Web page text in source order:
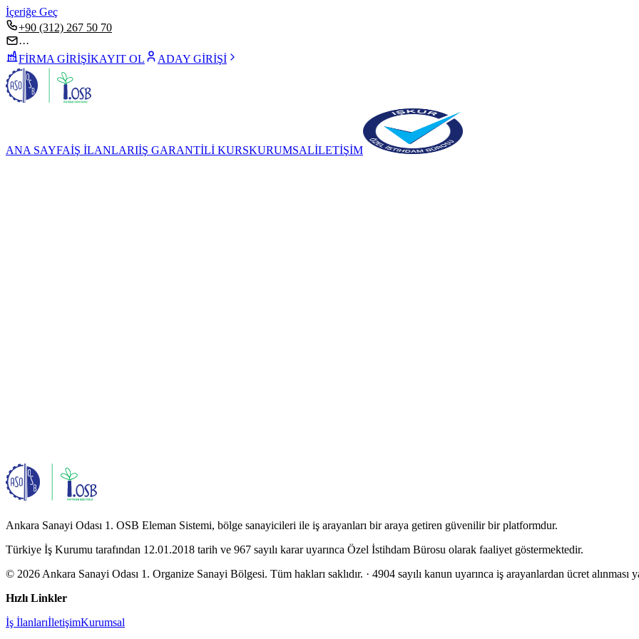
İçeriğe Geç
+90 (312) 267 50 70
···
FİRMA GİRİŞİKAYIT OL ADAY GİRİŞİ
ANA SAYFAİŞ İLANLARIİŞ GARANTİLİ KURSKURUMSALİLETİŞİM
Ankara Sanayi Odası 1. OSB Eleman Sistemi, bölge sanayicileri ile iş arayanları bir araya getiren güvenilir bir platformdur.
Türkiye İş Kurumu tarafından 12.01.2018 tarih ve 967 sayılı karar uyarınca Özel İstihdam Bürosu olarak faaliyet göstermektedir.
© 2026 Ankara Sanayi Odası 1. Organize Sanayi Bölgesi. Tüm hakları saklıdır. · 4904 sayılı kanun uyarınca iş arayanlardan ücret alınması
Hızlı Linkler
İş İlanlarıİletişimKurumsal